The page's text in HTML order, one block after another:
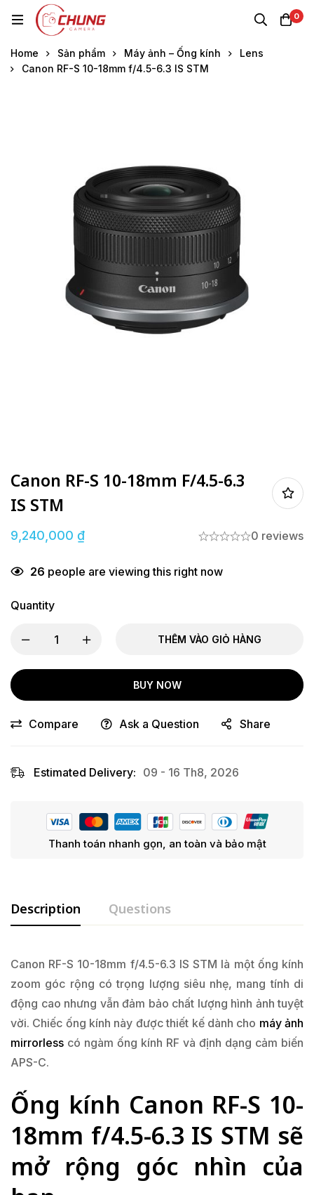
0
Home Sản phẩm Máy ảnh – Ống kính
Lens
Canon RF-S 10-18mm f/4.5-6.3 IS STM
Canon RF-S 10-18mm F/4.5-6.3
IS STM
9,240,000 ₫ 0 reviews
26 people are viewing this right now
Quantity
THÊM VÀO GIỎ HÀNG
BUY NOW
Compare Ask a Question Share
Estimated Delivery: 09 - 16 Th8, 2026
Thanh toán nhanh gọn, an toàn và bảo mật
Description Questions
Canon RF-S 10-18mm f/4.5-6.3 IS STM là một ống kính
zoom góc rộng có trọng lượng siêu nhẹ, mang tính di
động cao nhưng vẫn đảm bảo chất lượng hình ảnh tuyệt
vời. Chiếc ống kính này được thiết kế dành cho máy ảnh
mirrorless có ngàm ống kính RF và định dạng cảm biến
APS-C.
Ống kính Canon RF-S 10-
18mm f/4.5-6.3 IS STM sẽ
mở rộng góc nhìn của